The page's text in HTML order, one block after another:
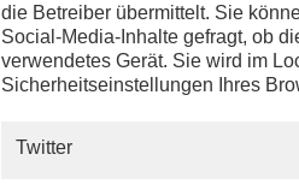
die Betreiber übermittelt. Sie
Social-Media-Inhalte gefragt, ob
verwendetes Gerät. Sie wird im
Sicherheitseinstellungen Ihres
Twitter